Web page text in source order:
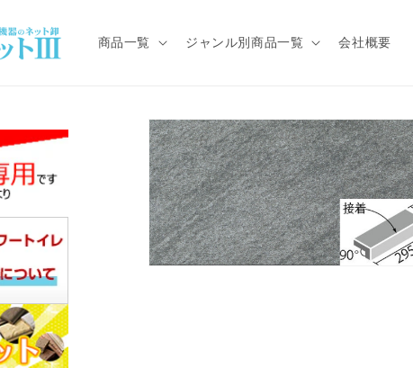
商品一覧 ジャンル別商品一覧 会社概要
商品情
報にス
キップ